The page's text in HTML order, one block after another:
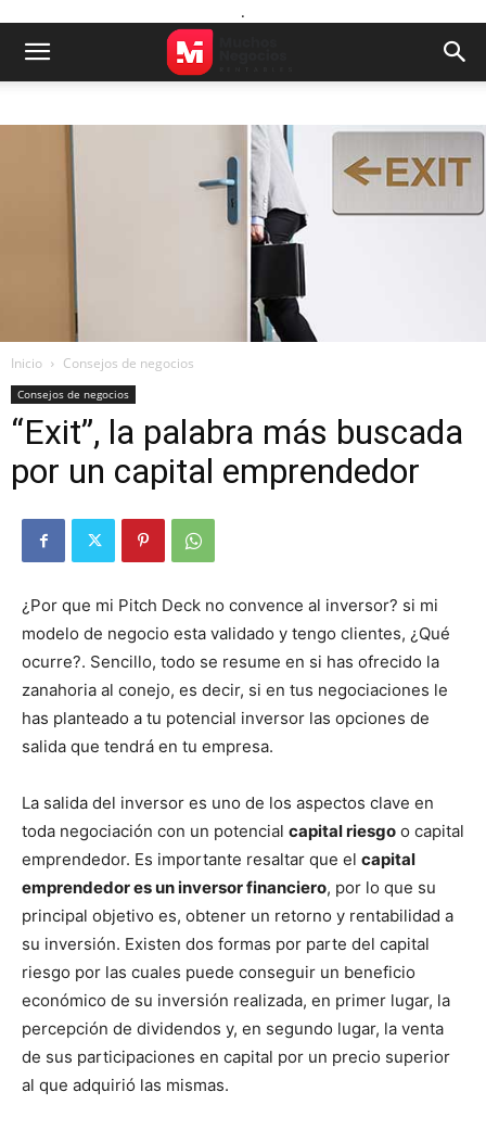
.
Inicio Consejos de negocios
Consejos de negocios
“Exit”, la palabra más buscada
por un capital emprendedor
¿Por que mi Pitch Deck no convence al inversor? si mi
modelo de negocio esta validado y tengo clientes, ¿Qué
ocurre?. Sencillo, todo se resume en si has ofrecido la
zanahoria al conejo, es decir, si en tus negociaciones le
has planteado a tu potencial inversor las opciones de
salida que tendrá en tu empresa.
La salida del inversor es uno de los aspectos clave en
toda negociación con un potencial capital riesgo o capital
emprendedor. Es importante resaltar que el capital
emprendedor es un inversor financiero, por lo que su
principal objetivo es, obtener un retorno y rentabilidad a
su inversión. Existen dos formas por parte del capital
riesgo por las cuales puede conseguir un beneficio
económico de su inversión realizada, en primer lugar, la
percepción de dividendos y, en segundo lugar, la venta
de sus participaciones en capital por un precio superior
al que adquirió las mismas.